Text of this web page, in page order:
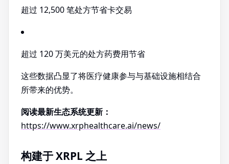
超过 12,500 笔处方节省卡交易
超过 120 万美元的处方药费用节省
这些数据凸显了将医疗健康参与与基础设施相结合
所带来的优势。
阅读最新生态系统更新：
https://www.xrphealthcare.ai/news/
构建于 XRPL 之上